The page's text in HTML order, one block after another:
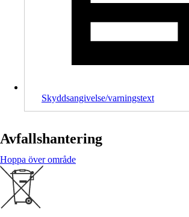
Skyddsangivelse/varningstext
Avfallshantering
Hoppa över område